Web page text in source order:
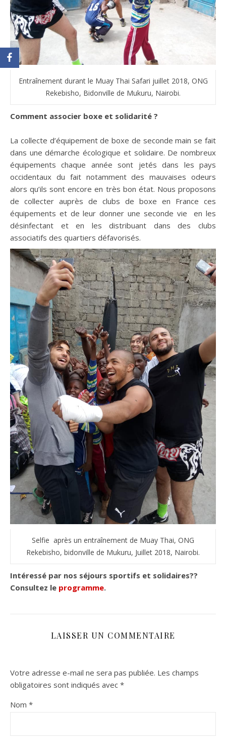
Entraînement durant le Muay Thai Safari juillet 2018, ONG
Rekebisho, Bidonville de Mukuru, Nairobi.
Comment associer boxe et solidarité ?
La collecte d’équipement de boxe de seconde main se fait
dans une démarche écologique et solidaire. De nombreux
équipements chaque année sont jetés dans les pays
occidentaux du fait notamment des mauvaises odeurs
alors qu’ils sont encore en très bon état. Nous proposons
de collecter auprès de clubs de boxe en France ces
équipements et de leur donner une seconde vie en les
désinfectant et en les distribuant dans des clubs
associatifs des quartiers défavorisés.
Selfie après un entraînement de Muay Thai, ONG
Rekebisho, bidonville de Mukuru, Juillet 2018, Nairobi.
Intéressé par nos séjours sportifs et solidaires??
Consultez le programme.
LAISSER UN COMMENTAIRE
Votre adresse e-mail ne sera pas publiée. Les champs
obligatoires sont indiqués avec *
Nom *